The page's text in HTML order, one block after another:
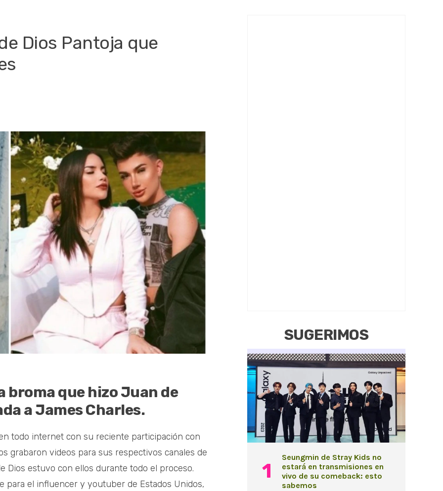
Dios Pantoja que
que hizo Juan de
a James Charles.
todo internet con su reciente participación con
grabaron videos para sus respectivos canales de
Dios estuvo con ellos durante todo el proceso.
para el influencer y youtuber de Estados Unidos,
SUGERIMOS
Seungmin de Stray Kids no
estará en transmisiones en
vivo de su comeback: esto
sabemos